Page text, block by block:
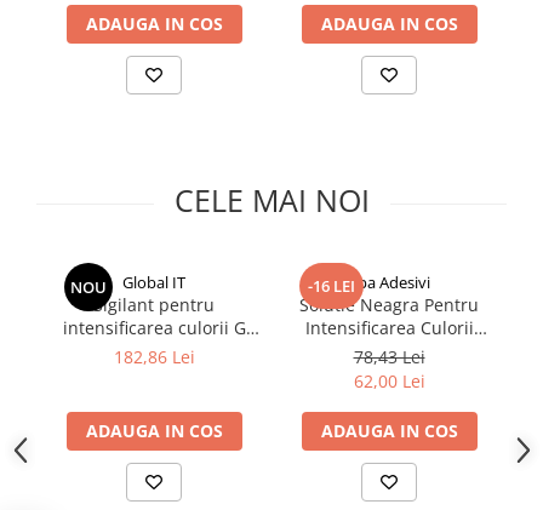
ADAUGA IN COS ADAUGA IN COS
CELE MAI NOI
NOU Global IT
Sigilant pentru
intensificarea culorii G
OLD, efect antichizat, 1 L,
182,86 Lei
ADAUGA IN COS
-16 LEIIlpa Adesivi
Solutie Neagra Pentru
Intensificarea Culorii
Granitului si Marmurei –
Ilpa GraniLux Nera 1L
78,43 Lei
62,00 Lei
ADAUGA IN COS